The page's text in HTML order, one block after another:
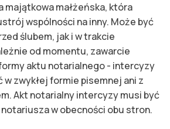
majątkowa małżeńska, która
wspólności na inny. Może być
ślubem, jak i w trakcie
od momentu, zawarcie
aktu notarialnego - intercyzy
w zwykłej formie pisemnej ani z
Akt notarialny intercyzy musi być
w obecności obu stron.